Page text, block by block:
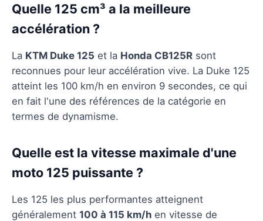
Quelle 125 cm³ a la meilleure
accélération ?
La KTM Duke 125 et la Honda CB125R sont
reconnues pour leur accélération vive. La Duke 125
atteint les 100 km/h en environ 9 secondes, ce qui
en fait l'une des références de la catégorie en
termes de dynamisme.
Quelle est la vitesse maximale d'une
moto 125 puissante ?
Les 125 les plus performantes atteignent
généralement 100 à 115 km/h en vitesse de